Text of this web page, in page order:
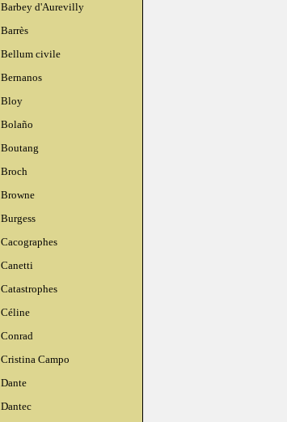
Barbey d'Aurevilly
Barrès
Bellum civile
Bernanos
Bloy
Bolaño
Boutang
Broch
Browne
Burgess
Cacographes
Canetti
Catastrophes
Céline
Conrad
Cristina Campo
Dante
Dantec